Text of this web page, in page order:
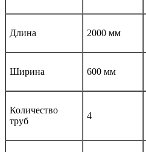
Длина 2000 мм
Ширина 600 мм
Количество
труб
4